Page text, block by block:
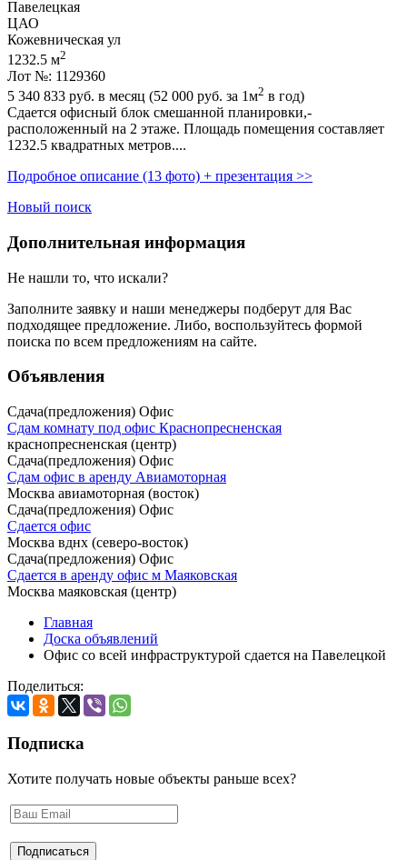
Павелецкая
ЦАО
Кожевническая ул
1232.5 м2
Лот №: 1129360
5 340 833 руб. в месяц (52 000 руб. за 1м2 в год)
Сдается офисный блок смешанной планировки,­
расположенный на 2 этаже. Площадь помещения составляет
1232.5 квадратных метров....
Подробное описание (13 фото) + презентация >>
Новый поиск
Дополнительная информация
Не нашли то, что искали?
Заполните заявку и наши менеджеры подберут для Вас
подходящее предложение. Либо, воспользуйтесь формой
поиска по всем предложениям на сайте.
Объявления
Сдача(предложения) Офис
Сдам комнату под офис Краснопресненская
краснопресненская (центр)
Сдача(предложения) Офис
Сдам офис в аренду Авиамоторная
Москва авиамоторная (восток)
Сдача(предложения) Офис
Сдается офис
Москва вднх (северо-восток)
Сдача(предложения) Офис
Сдается в аренду офис м Маяковская
Москва маяковская (центр)
Главная
Доска объявлений
Офис со всей инфраструктурой сдается на Павелецкой
Поделиться:
Подписка
Хотите получать новые объекты раньше всех?